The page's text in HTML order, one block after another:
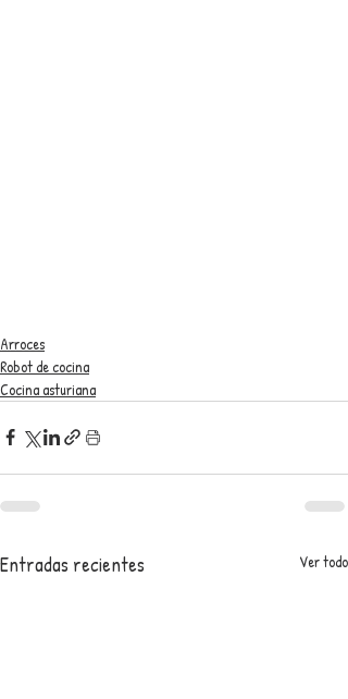
Arroces
Robot de cocina
Cocina asturiana
Entradas recientes Ver todo